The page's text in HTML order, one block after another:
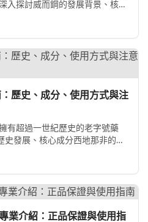
入探討威而鋼的發展背景、核心
歷史、成分、使用方式與注
有超過一世紀歷史的老字號藥
史發展、核心成分西地那非的作
業介紹：正品保證與使用指